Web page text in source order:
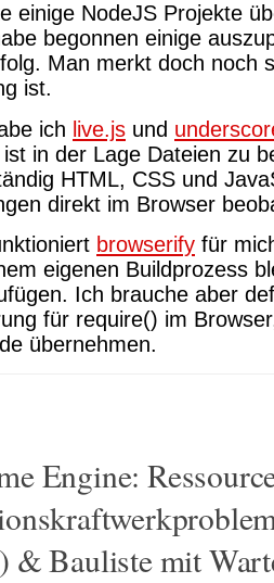
einige NodeJS Projekte
begonnen einige
Man merkt doch noch
ist.
ich live.js und
in der Lage Dateien zu
HTML, CSS und
direkt im Browser
browserify für
eigenen Buildprozess
Ich brauche aber
für require() im
übernehmen.
Engine:
& Bauliste mit